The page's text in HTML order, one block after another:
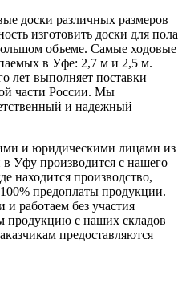
доски различных размеров
изготовить доски для пола
объеме. Самые ходовые
в Уфе: 2,7 м и 2,5 м.
лет выполняет поставки
части России. Мы
и надежный
и юридическими лицами из
Уфу производится с нашего
находится производство,
предоплаты продукции.
работаем без участия
продукцию с наших складов
предоставляются